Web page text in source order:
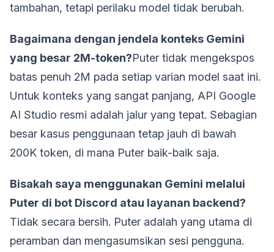
tambahan, tetapi perilaku model tidak berubah.
Bagaimana dengan jendela konteks Gemini
yang besar 2M-token?Puter tidak mengekspos
batas penuh 2M pada setiap varian model saat ini.
Untuk konteks yang sangat panjang, API Google
AI Studio resmi adalah jalur yang tepat. Sebagian
besar kasus penggunaan tetap jauh di bawah
200K token, di mana Puter baik-baik saja.
Bisakah saya menggunakan Gemini melalui
Puter di bot Discord atau layanan backend?
Tidak secara bersih. Puter adalah yang utama di
peramban dan mengasumsikan sesi pengguna.